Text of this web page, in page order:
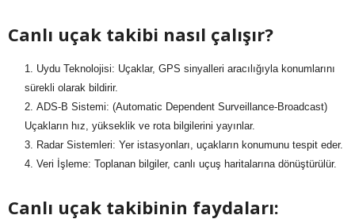
Canlı uçak takibi nasıl çalışır?
Uydu Teknolojisi: Uçaklar, GPS sinyalleri aracılığıyla konumlarını
sürekli olarak bildirir.
ADS-B Sistemi: (Automatic Dependent Surveillance-Broadcast)
Uçakların hız, yükseklik ve rota bilgilerini yayınlar.
Radar Sistemleri: Yer istasyonları, uçakların konumunu tespit eder.
Veri İşleme: Toplanan bilgiler, canlı uçuş haritalarına dönüştürülür.
Canlı uçak takibinin faydaları: